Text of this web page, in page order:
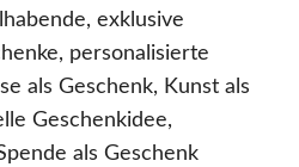
exklusive
personalisierte
als Geschenk, Kunst als
Geschenkidee,
als Geschenk